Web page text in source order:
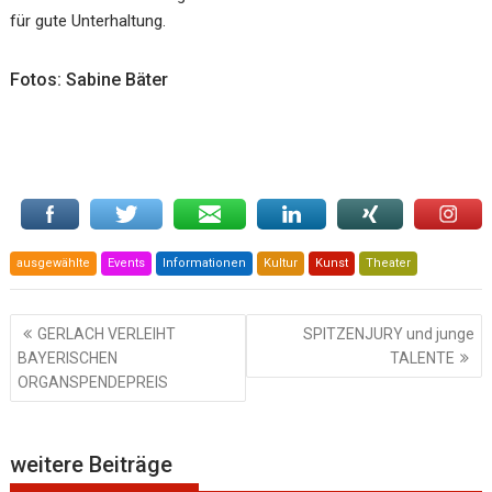
für gute Unterhaltung.
Fotos: Sabine Bäter
ausgewählte Events Informationen Kultur Kunst Theater
Beitragsnavigation
GERLACH VERLEIHT
BAYERISCHEN
ORGANSPENDEPREIS
SPITZENJURY und junge
TALENTE
weitere Beiträge